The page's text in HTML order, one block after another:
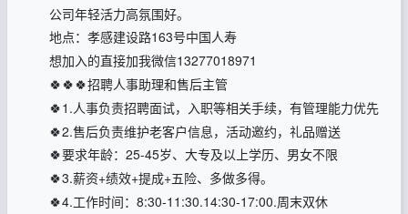
公司年轻活力高氛围好。
地点：孝感建设路163号中国人寿
想加入的直接加我微信13277018971
🍀🍀🍀招聘人事助理和售后主管
🍀1.人事负责招聘面试，入职等相关手续，有管理能力优先
🍀2.售后负责维护老客户信息，活动邀约，礼品赠送
🍀要求年龄：25-45岁、大专及以上学历、男女不限
🍀3.薪资+绩效+提成+五险、多做多得。
🍀4.工作时间：8:30-11:30.14:30-17:00.周末双休